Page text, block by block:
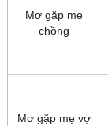
Mơ gặp mẹ
chồng
Mơ gặp mẹ vợ